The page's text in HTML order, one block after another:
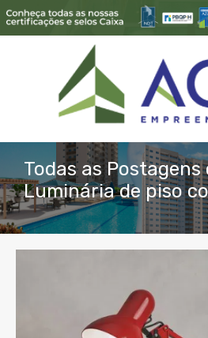
Todas as Postagens
Luminária de piso